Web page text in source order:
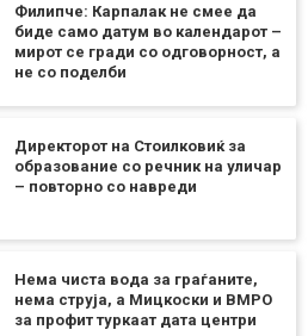
Филипче: Карпалак не смее да
биде само датум во календарот –
мирот се гради со одговорност, а
не со поделби
Директорот на Стоилковиќ за
образование со речник на уличар
– повторно со навреди
Нема чиста вода за граѓаните,
нема струја, а Мицкоски и ВМРО
за профит туркаат дата центри